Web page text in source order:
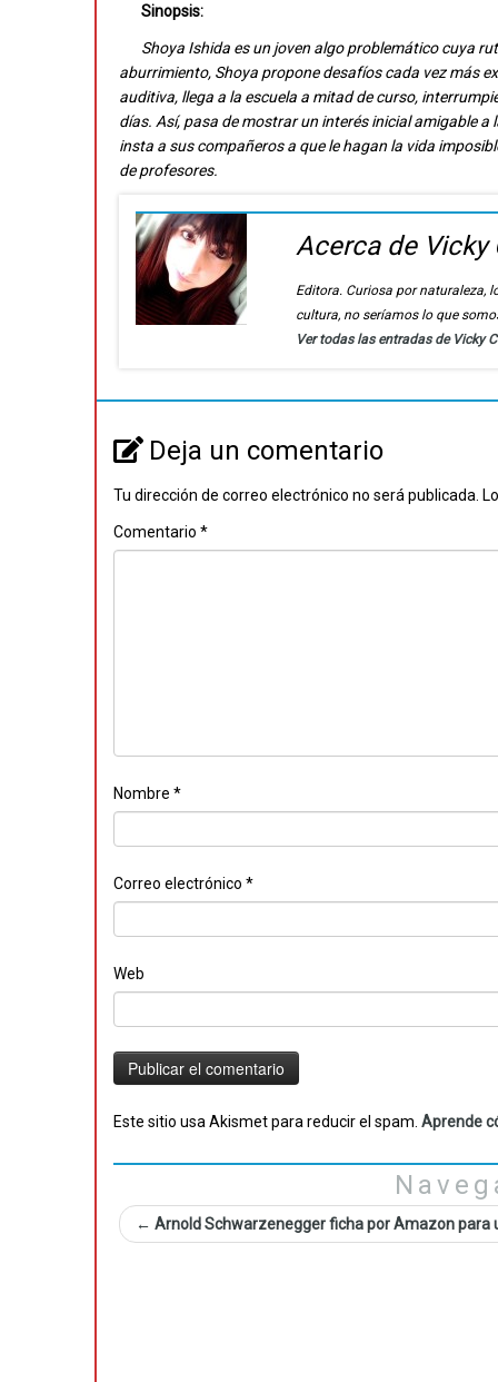
Sinopsis:
Shoya Ishida es un joven algo problemático cuya
aburrimiento, Shoya propone desafíos cada vez más
auditiva, llega a la escuela a mitad de curso,
días. Así, pasa de mostrar un interés inicial amigable
insta a sus compañeros a que le hagan la vida
de profesores.
Acerca de Vicky
Editora. Curiosa por naturaleza,
cultura, no seríamos lo que
Ver todas las entradas de Vicky
Deja un comentario
Tu dirección de correo electrónico no será publicada.
Comentario *
Nombre *
Correo electrónico *
Web
Este sitio usa Akismet para reducir el spam. Aprende
← Arnold Schwarzenegger ficha por Amazon para